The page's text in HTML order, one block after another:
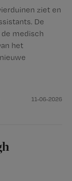
ziet en
De
medisch
het
11-06-2026